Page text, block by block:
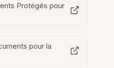
Protégés pour
pour la